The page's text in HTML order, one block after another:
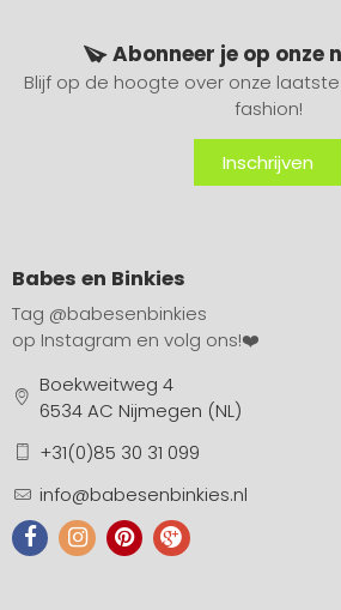
Abonneer je op onze
Blijf op de hoogte over onze
fashion!
Inschrijven
Babes en Binkies
Tag @babesenbinkies
op Instagram en volg ons!❤️
Boekweitweg 4
6534 AC Nijmegen (NL)
+31(0)85 30 31 099
info@babesenbinkies.nl